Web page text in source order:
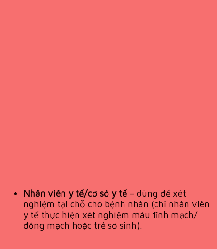
Nhân viên y tế/cơ sở y tế – dùng để xét
nghiệm tại chỗ cho bệnh nhân (chỉ nhân viên
y tế thực hiện xét nghiệm máu tĩnh mạch/
động mạch hoặc trẻ sơ sinh).